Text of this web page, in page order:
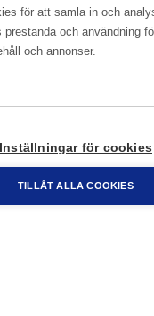
för att samla in och
prestanda och användning
och annonser.
Inställningar för cookies
TILLÅT ALLA COOKIES